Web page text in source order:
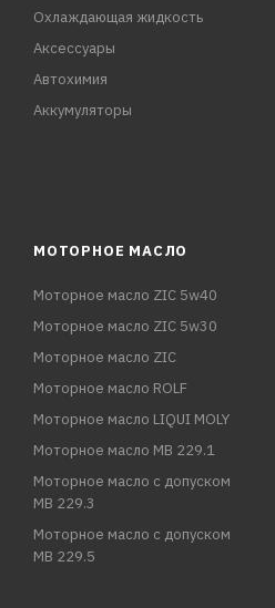
Охлаждающая жидкость
Аксессуары
Автохимия
Аккумуляторы
МОТОРНОЕ МАСЛО
Моторное масло ZIC 5w40
Моторное масло ZIC 5w30
Моторное масло ZIC
Моторное масло ROLF
Моторное масло LIQUI MOLY
Моторное масло MB 229.1
Моторное масло с допуском
MB 229.3
Моторное масло с допуском
MB 229.5